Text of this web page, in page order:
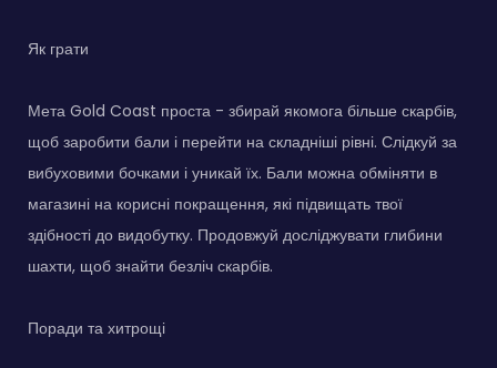
Як грати
Мета Gold Coast проста - збирай якомога більше скарбів,
щоб заробити бали і перейти на складніші рівні. Слідкуй за
вибуховими бочками і уникай їх. Бали можна обміняти в
магазині на корисні покращення, які підвищать твої
здібності до видобутку. Продовжуй досліджувати глибини
шахти, щоб знайти безліч скарбів.
Поради та хитрощі